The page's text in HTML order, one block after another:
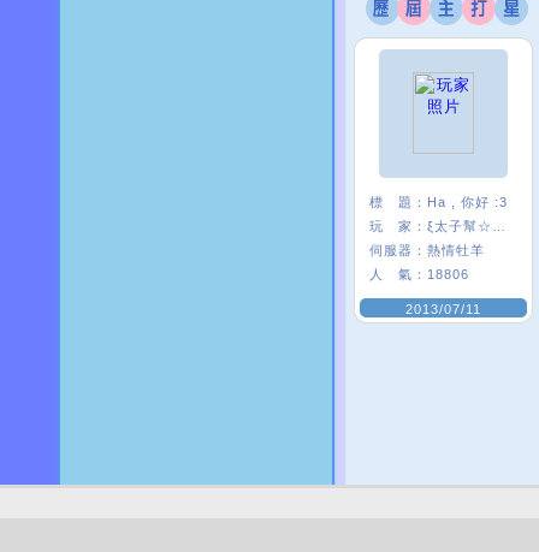
標 題： Ha , 你好 :3
玩 家：
伺服器： 熱情牡羊
人 氣： 18806
2013/07/11